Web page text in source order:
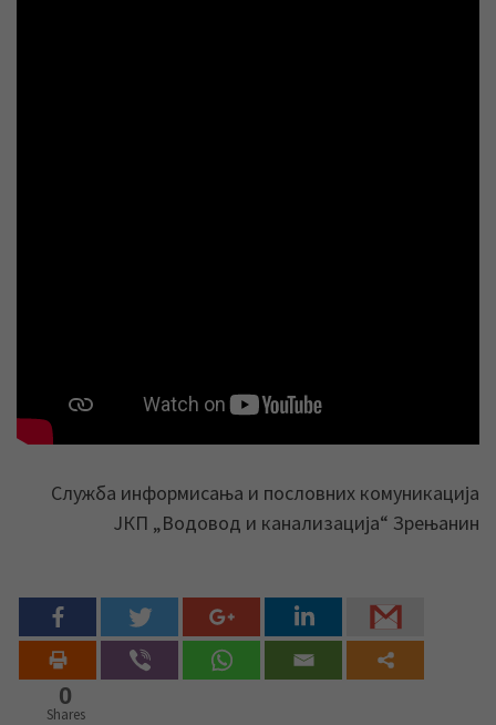
Служба информисања и пословних комуникација
ЈКП „Водовод и канализација“ Зрењанин
0
Shares